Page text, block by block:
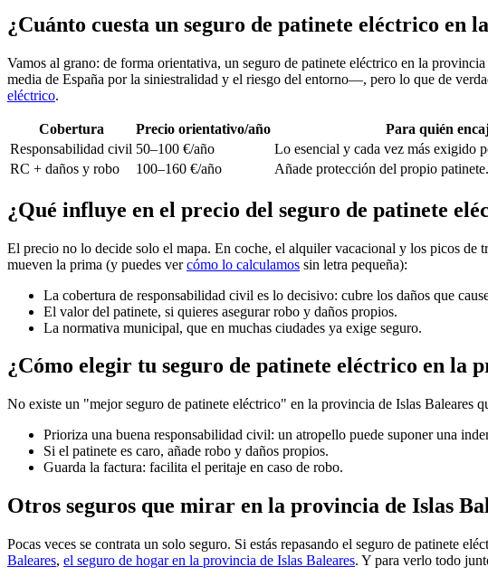
¿Cuánto cuesta un seguro de patinete eléctrico en
Vamos al grano: de forma orientativa, un seguro de patinete eléctrico en la
media de España por la siniestralidad y el riesgo del entorno—, pero lo que de
eléctrico.
Cobertura Precio orientativo/año
Para quién
Responsabilidad civil 50–100 €/año
Lo esencial y cada vez más exigido
RC + daños y robo
100–160 €/año Añade protección del propio patinete.
¿Qué influye en el precio del seguro de patinete
El precio no lo decide solo el mapa. En coche, el alquiler vacacional y los picos de
mueven la prima (y puedes vercómo lo calculamos sin letra pequeña):
La cobertura de responsabilidad civil es lo decisivo: cubre los daños que
El valor del patinete, si quieres asegurar robo y daños propios.
La normativa municipal, que en muchas ciudades ya exige seguro.
¿Cómo elegir tu seguro de patinete eléctrico en la
No existe un "mejor seguro de patinete eléctrico" en la provincia de Islas Baleares
Prioriza una buena responsabilidad civil: un atropello puede suponer una
Si el patinete es caro, añade robo y daños propios.
Guarda la factura: facilita el peritaje en caso de robo.
Otros seguros que mirar en la provincia de Islas
Pocas veces se contrata un solo seguro. Si estás repasando el seguro de patinete
Baleares, el seguro de hogar en la provincia de Islas Baleares. Y para verlo todo